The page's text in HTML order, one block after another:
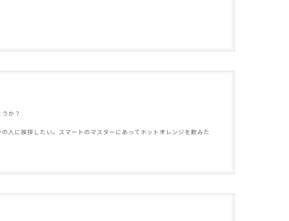
か？
人に挨拶したい。スマートのマスターにあってホットオレンジを飲みた